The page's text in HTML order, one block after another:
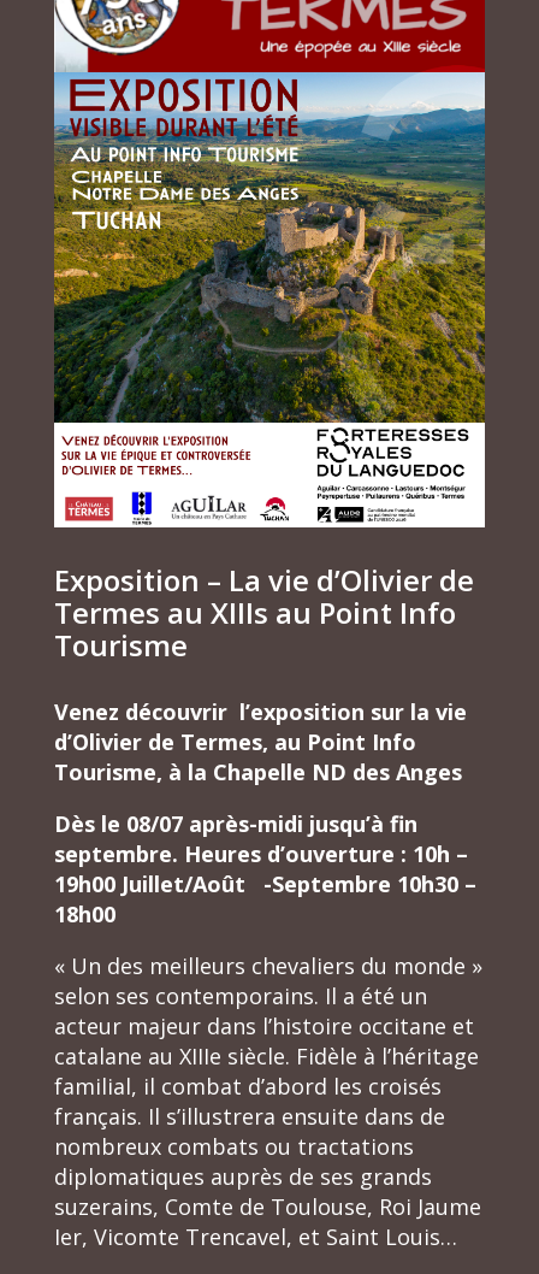
Exposition – La vie d’Olivier de
Termes au XIIIs au Point Info
Tourisme
Venez découvrir l’exposition sur la vie
d’Olivier de Termes, au Point Info
Tourisme, à la Chapelle ND des Anges
Dès le 08/07 après-midi jusqu’à fin
septembre. Heures d’ouverture : 10h –
19h00 Juillet/Août -Septembre 10h30 –
18h00
« Un des meilleurs chevaliers du monde »
selon ses contemporains. Il a été un
acteur majeur dans l’histoire occitane et
catalane au XIIIe siècle. Fidèle à l’héritage
familial, il combat d’abord les croisés
français. Il s’illustrera ensuite dans de
nombreux combats ou tractations
diplomatiques auprès de ses grands
suzerains, Comte de Toulouse, Roi Jaume
Ier, Vicomte Trencavel, et Saint Louis…